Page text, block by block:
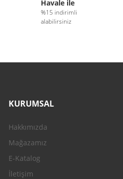
Havale ile
%15 indirimli
alabilirsiniz
KURUMSAL
Hakkımızda
Mağazamız
E-Katalog
İletişim